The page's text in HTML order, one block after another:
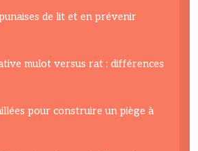
de lit et en prévenir
mulot versus rat : différences
pour construire un piège à